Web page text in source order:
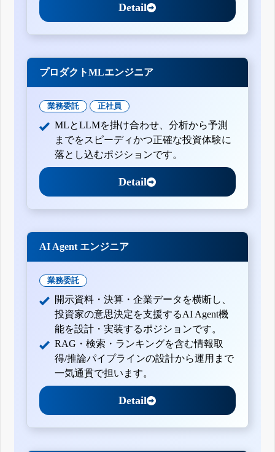
Detail
プロダクトMLエンジニア
業務委託 正社員
MLとLLMを掛け合わせ、分析から予測
までをスピーディかつ正確な投資体験に
落とし込むポジションです。
Detail
AI Agent エンジニア
業務委託
開示資料・決算・企業データを横断し、
投資家の意思決定を支援するAI Agent機
能を設計・実装するポジションです。
RAG・検索・ランキングを含む情報取
得/推論パイプラインの設計から運用まで
一気通貫で担います。
Detail